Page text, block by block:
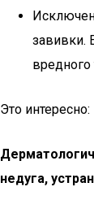
завивки.
вредного
Это
недуга,